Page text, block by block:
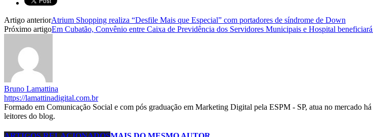
Artigo anteriorAtrium Shopping realiza “Desfile Mais que Especial” com portadores de síndrome de Down
Próximo artigoEm Cubatão, Convênio entre Caixa de Previdência dos Servidores Municipais e Hospital
Bruno Lamattina
https://lamattinadigital.com.br
Formado em Comunicação Social e com pós graduação em Marketing Digital pela ESPM - SP, atua no mercado
leitores do blog.